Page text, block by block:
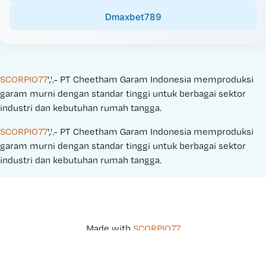
Dmaxbet789
SCORPIO77','.- PT Cheetham Garam Indonesia memproduksi
garam murni dengan standar tinggi untuk berbagai sektor
industri dan kebutuhan rumah tangga.
SCORPIO77','.- PT Cheetham Garam Indonesia memproduksi
garam murni dengan standar tinggi untuk berbagai sektor
industri dan kebutuhan rumah tangga.
Made with SCORPIO77